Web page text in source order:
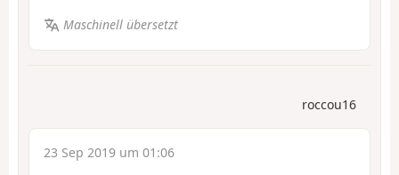
Maschinell übersetzt
roccou16
23 Sep 2019 um 01:06